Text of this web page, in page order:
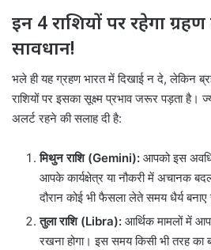
इन 4 राशियों पर रहेगा
सावधान!
भले ही यह ग्रहण भारत में दिखाई न दे, लेकिन
राशियों पर इसका सूक्ष्म प्रभाव जरूर पड़ता है।
अलर्ट रहने की सलाह दी है:
मिथुन राशि (Gemini): आपको इस
आपके कार्यक्षेत्र या नौकरी में अचानक
दौरान कोई भी फैसला लेते समय धैर्य
तुला राशि (Libra): आर्थिक मामलों में
रखना होगा। इस समय किसी भी तरह का